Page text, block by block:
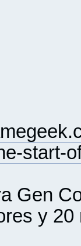
start-
Gen
y 20